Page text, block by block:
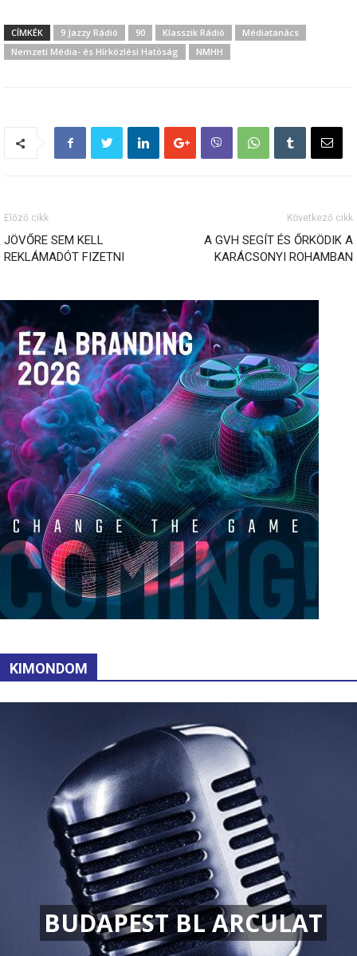
CÍMKÉK 9 Jazzy Rádió 90 Klasszik Rádió
Médiatanács
Nemzeti Média- és Hírközlési Hatóság
NMHH
Előző cikk
JÖVŐRE SEM KELL
REKLÁMADÓT FIZETNI
Következő cikk
A GVH SEGÍT ÉS ŐRKÖDIK A
KARÁCSONYI ROHAMBAN
KIMONDOM
BUDAPEST BL ARCULAT